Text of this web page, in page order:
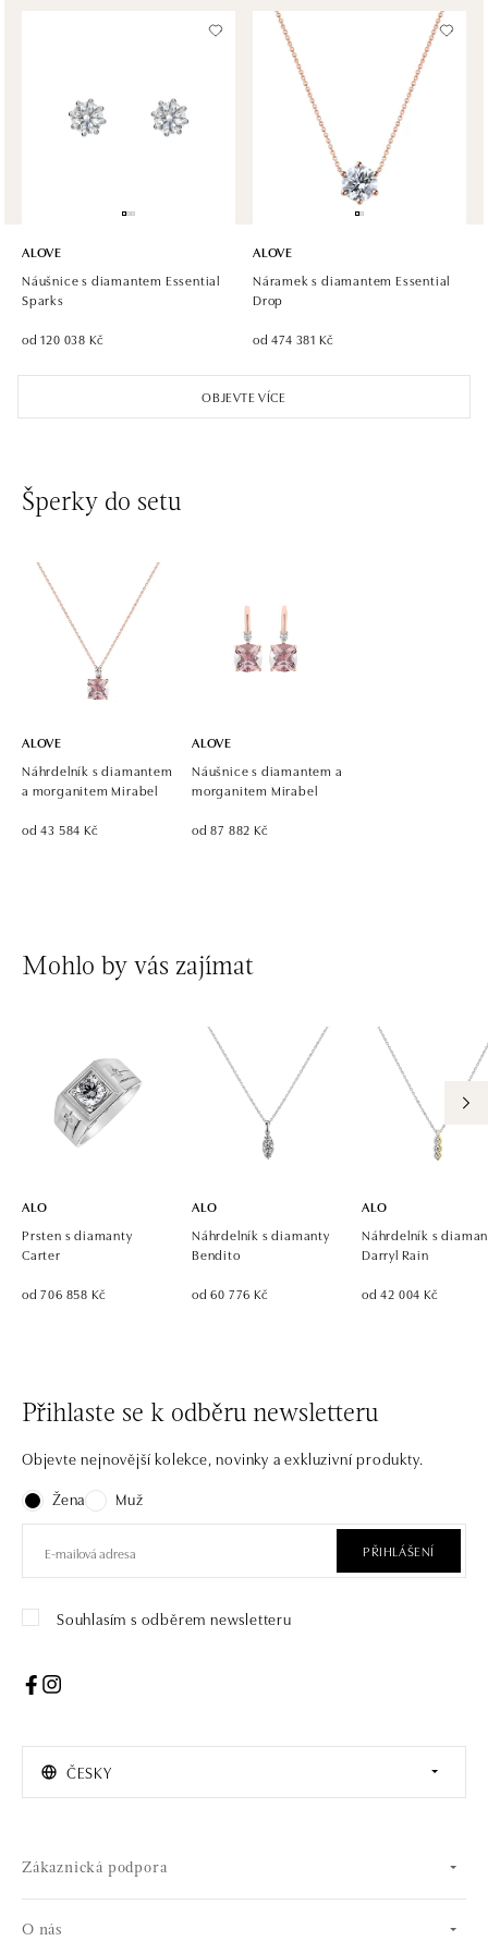
Halada OC Aupark, Bratislava
tel.: +421 917 090 891
dnes otevřeno do 21:00
OBJEVTE VÍCE
ALOVE
Náušnice s diamantem Essential
Sparks
od 120 038 Kč
ALOVE
Náramek s diamantem Essential
Drop
od 474 381 Kč
Šperky do setu
ALOVE
Náhrdelník s diamantem
a morganitem Mirabel
od 43 584 Kč
ALOVE
Náušnice s diamantem a
morganitem Mirabel
od 87 882 Kč
Mohlo by vás zajímat
ALO
Prsten s diamanty
Carter
od 706 858 Kč
ALO
Náhrdelník s diamanty
Bendito
od 60 776 Kč
ALO
Náhrdelník s
Darryl Rain
od 42 004 Kč
Přihlaste se k odběru newsletteru
Objevte nejnovější kolekce, novinky a exkluzivní produkty.
Žena
Muž
PŘIHLÁŠENÍ
Souhlasím s odběrem newsletteru
ČESKY
Zákaznická podpora
O nás